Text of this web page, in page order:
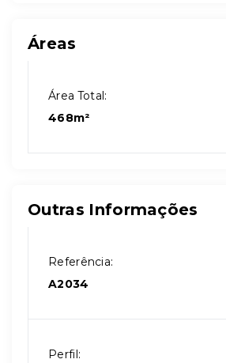
Áreas
Área Total:
468m²
Outras Informações
Referência:
A2034
Perfil: